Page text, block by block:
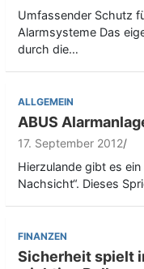
Umfassender Schutz
Alarmsysteme Das
durch die…
ALLGEMEIN
ABUS
17. September 2012
Hierzulande gibt es
Nachsicht“. Dieses
FINANZEN
Sicherheit spielt